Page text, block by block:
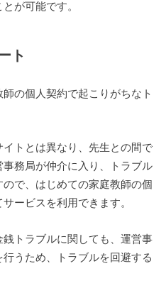
が可能です。
ト
師の個人契約で起こりがちなト
トとは異なり、先生との間で
事務局が仲介に入り、トラブル
で、はじめての家庭教師の個
ービスを利用できます。
トラブルに関しても、運営事
うため、トラブルを回避する